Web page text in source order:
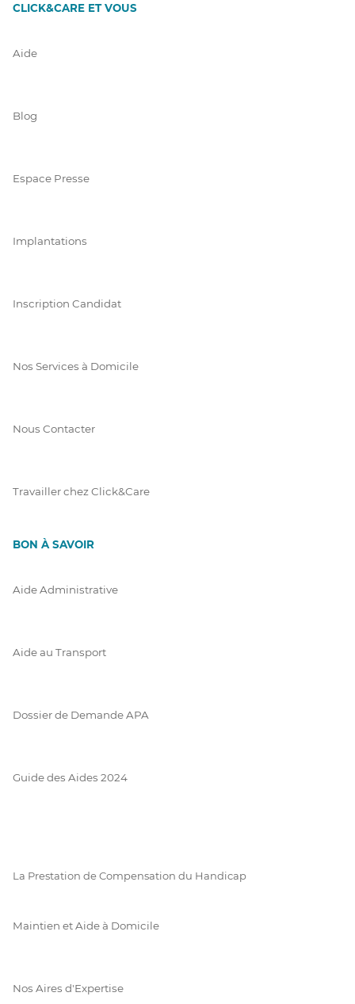
CLICK&CARE ET VOUS
Aide
Blog
Espace Presse
Implantations
Inscription Candidat
Nos Services à Domicile
Nous Contacter
Travailler chez Click&Care
BON À SAVOIR
Aide Administrative
Aide au Transport
Dossier de Demande APA
Guide des Aides 2024
La Prestation de Compensation du Handicap
Maintien et Aide à Domicile
Nos Aires d'Expertise